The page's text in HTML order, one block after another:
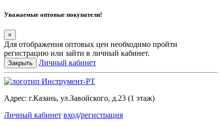
Уважаемые оптовые покупатели!
×
Для отображения оптовых цен необходимо пройти
регистрацию или зайти в личный кабинет.
Закрыть Личный кабинет
Адрес: г.Казань, ул.Завойского, д.23 (1 этаж)
Личный кабинет вход/регистрация